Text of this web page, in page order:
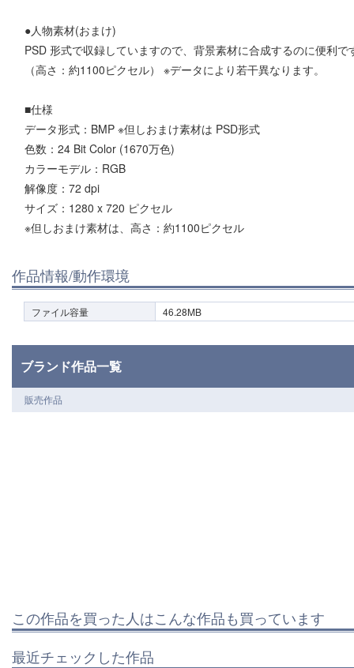
●人物素材(おまけ)
PSD 形式で収録していますので、背景素材に合成するのに便利で
（高さ：約1100ピクセル） ※データにより若干異なります。
■仕様
データ形式：BMP ※但しおまけ素材は PSD形式
色数：24 Bit Color (1670万色)
カラーモデル：RGB
解像度：72 dpi
サイズ：1280 x 720 ピクセル
※但しおまけ素材は、高さ：約1100ピクセル
作品情報/動作環境
ファイル容量 46.28MB
ブランド作品一覧
販売作品
この作品を買った人はこんな作品も買っています
最近チェックした作品